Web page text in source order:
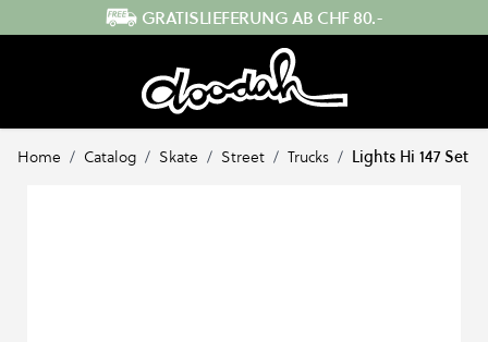
Direkt zum InhaltSCHNELLER VERSAND AUS DER SCHWEIZ
Home / Catalog / Skate / Street / Trucks / Lights Hi 147 Set